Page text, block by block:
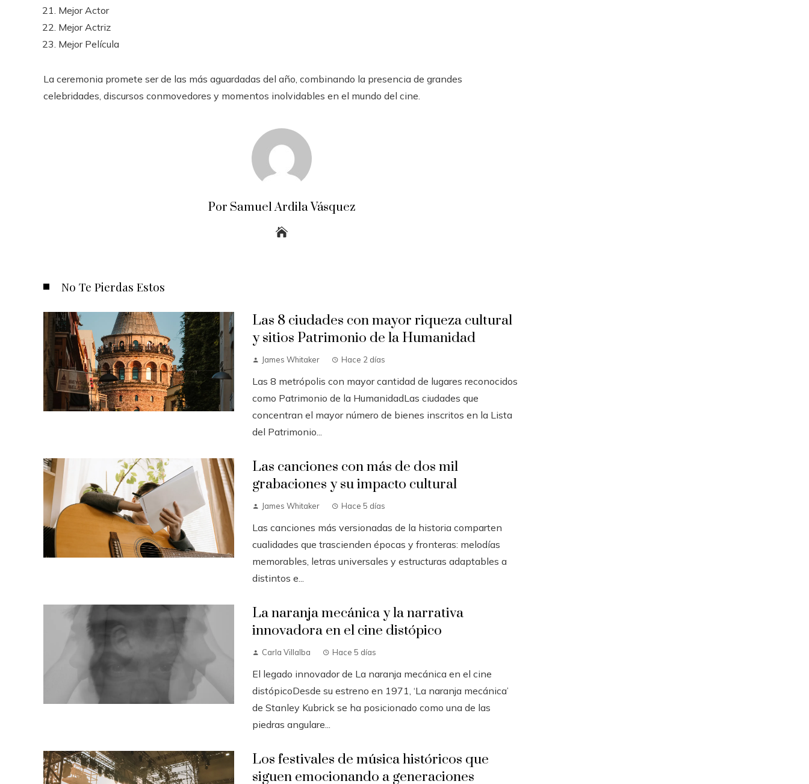
Mejor Actor
Mejor Actriz
Mejor Película
La ceremonia promete ser de las más aguardadas del año, combinando la presencia de grandes
celebridades, discursos conmovedores y momentos inolvidables en el mundo del cine.
Por Samuel Ardila Vásquez
No Te Pierdas Estos
Las 8 ciudades con mayor riqueza cultural
y sitios Patrimonio de la Humanidad
James Whitaker Hace 2 días
Las 8 metrópolis con mayor cantidad de lugares reconocidos
como Patrimonio de la HumanidadLas ciudades que
concentran el mayor número de bienes inscritos en la Lista
del Patrimonio...
Las canciones con más de dos mil
grabaciones y su impacto cultural
James Whitaker Hace 5 días
Las canciones más versionadas de la historia comparten
cualidades que trascienden épocas y fronteras: melodías
memorables, letras universales y estructuras adaptables a
distintos e...
La naranja mecánica y la narrativa
innovadora en el cine distópico
Carla Villalba Hace 5 días
El legado innovador de La naranja mecánica en el cine
distópicoDesde su estreno en 1971, ‘La naranja mecánica’
de Stanley Kubrick se ha posicionado como una de las
piedras angulare...
Los festivales de música históricos que
siguen emocionando a generaciones